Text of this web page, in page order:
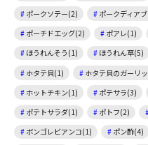
ポークソテー(2)
ポークディア
ポーチドエッグ(2)
ポアレ(1)
ほうれんそう(1)
ほうれん草(5)
ホタテ貝(1)
ホタテ貝のガーリ
ホットチキン(1)
ポテサラ(3)
ポテトサラダ(1)
ポトフ(2)
ボンゴレビアンコ(1)
ポン酢(4)